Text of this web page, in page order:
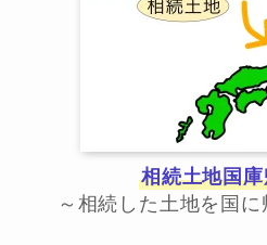
相続土地国
～相続した土地を国